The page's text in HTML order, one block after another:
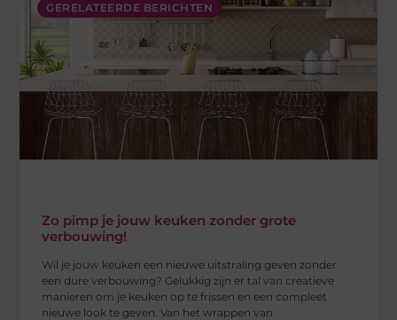
GERELATEERDE BERICHTEN
Zo pimp je jouw keuken zonder grote
verbouwing!
Wil je jouw keuken een nieuwe uitstraling geven zonder
een dure verbouwing? Gelukkig zijn er tal van creatieve
manieren om je keuken op te frissen en een compleet
nieuwe look te geven. Van het wrappen van